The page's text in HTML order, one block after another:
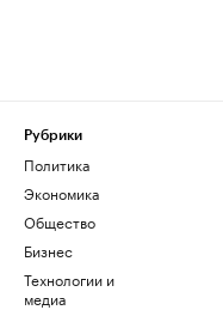
Рубрики
Политика
Экономика
Общество
Бизнес
Технологии и
медиа